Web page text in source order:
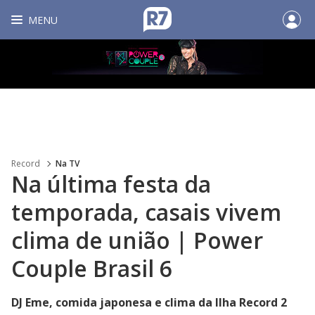
MENU
Record Na TV
Na última festa da
temporada, casais vivem
clima de união | Power
Couple Brasil 6
DJ Eme, comida japonesa e clima da Ilha Record 2